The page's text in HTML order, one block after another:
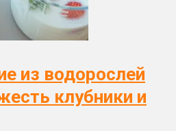
из водорослей
клубники и